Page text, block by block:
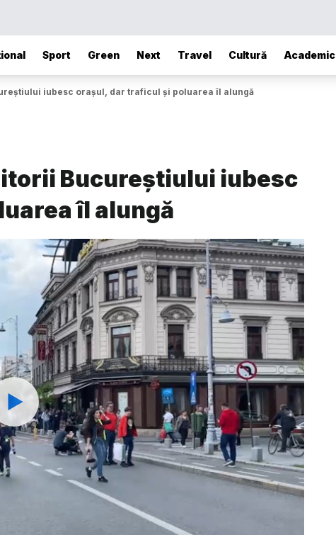
Sport Green Next Travel Cultură Academic
iubesc orașul, dar traficul și poluarea îl alungă
Bucureștiului iubesc
îl alungă
Watch